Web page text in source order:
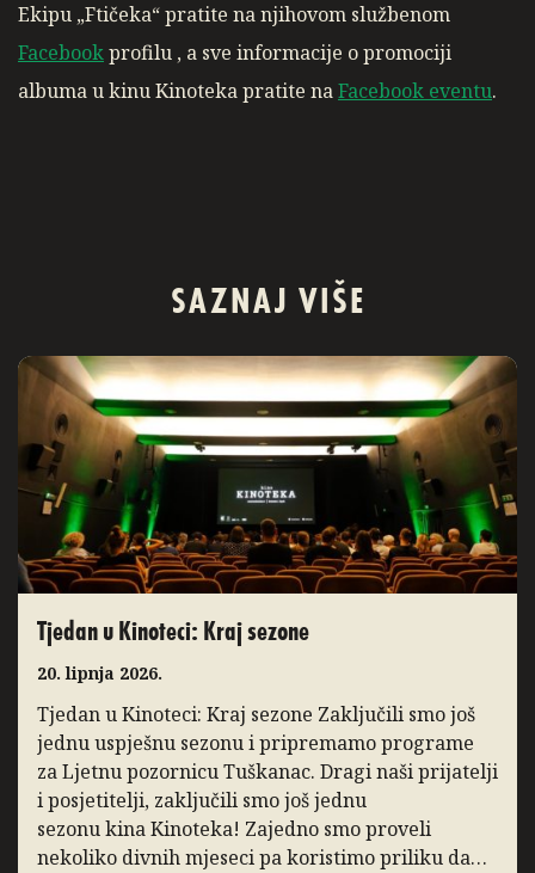
Ekipu „Ftičeka“ pratite na njihovom službenom
Facebookprofilu , a sve informacije o promociji
albuma u kinu Kinoteka pratite naFacebook eventu.
SAZNAJ VIŠE
Tjedan u Kinoteci: Kraj sezone
20. lipnja 2026.
Tjedan u Kinoteci: Kraj sezone Zaključili smo još
jednu uspješnu sezonu i pripremamo programe
za Ljetnu pozornicu Tuškanac. Dragi naši prijatelji
i posjetitelji, zaključili smo još jednu
sezonu kina Kinoteka! Zajedno smo proveli
nekoliko divnih mjeseci pa koristimo priliku da